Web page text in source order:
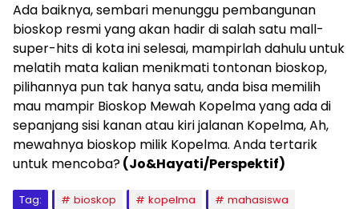
Ada baiknya, sembari menunggu pembangunan
bioskop resmi yang akan hadir di salah satu mall-
super-hits di kota ini selesai, mampirlah dahulu untuk
melatih mata kalian menikmati tontonan bioskop,
pilihannya pun tak hanya satu, anda bisa memilih
mau mampir Bioskop Mewah Kopelma yang ada di
sepanjang sisi kanan atau kiri jalanan Kopelma, Ah,
mewahnya bioskop milik Kopelma. Anda tertarik
untuk mencoba?(Jo&Hayati/Perspektif)
Tag: bioskop kopelma
mahasiswa